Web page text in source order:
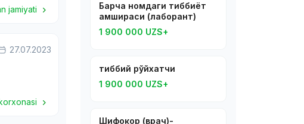
jamiyati
27.07.2023
Барча номдаги тиббиёт
ҳамшираси (лаборант)
1 900 000 UZS+
тиббий рўйхатчи
1 900 000 UZS+
Шифокор (врач)-